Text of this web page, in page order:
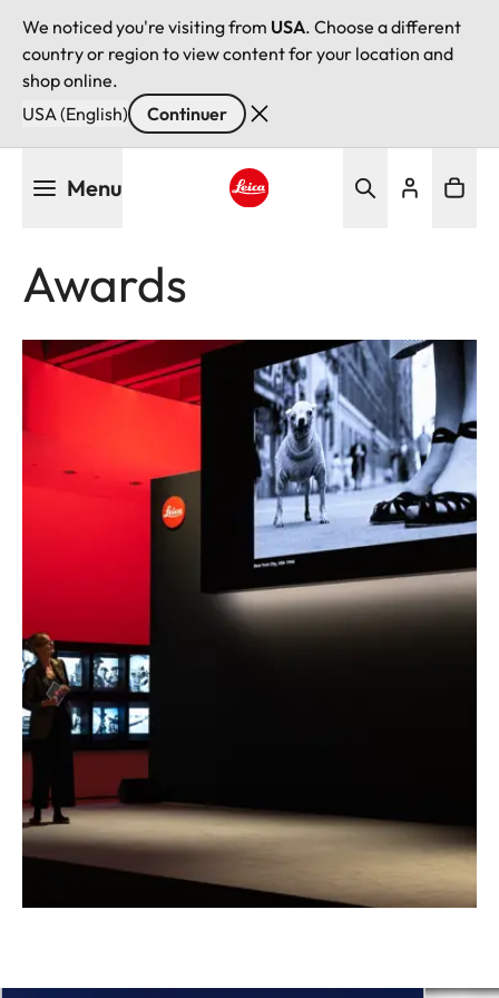
We noticed you're visiting from USA. Choose a different
country or region to view content for your location and
shop online.
USA (English)
Continuer
Menu
Awards